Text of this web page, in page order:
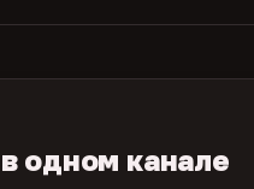
одном канале